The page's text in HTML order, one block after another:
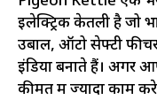
इलेक्ट्रिक केतली है जो
उबाल, ऑटो सेफ्टी
इंडिया बनाते हैं। अगर
कीमत में ज्यादा काम